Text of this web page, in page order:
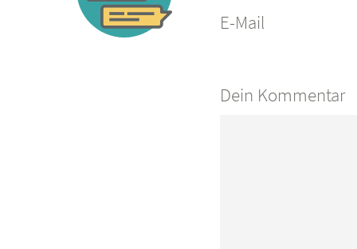
E-Mail
Dein Kommentar